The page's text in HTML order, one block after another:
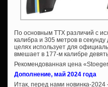
По основным ТТХ различий с
калибра и 305 метров в
целях использует для
вмешает в 177-м калибре
Рекомендованная цена
Дополнение, май 2024 года
Итак, перед нами новинка-